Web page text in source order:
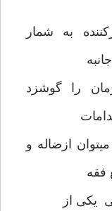
به شمار
را گوشزد
ازضاله و
فقه
یکی از